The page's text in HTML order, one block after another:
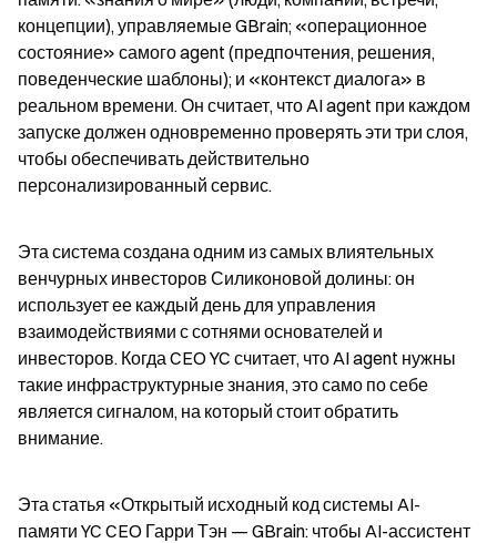
концепции), управляемые GBrain; «операционное
состояние» самого agent (предпочтения, решения,
поведенческие шаблоны); и «контекст диалога» в
реальном времени. Он считает, что AI agent при каждом
запуске должен одновременно проверять эти три слоя,
чтобы обеспечивать действительно
персонализированный сервис.
Эта система создана одним из самых влиятельных
венчурных инвесторов Силиконовой долины: он
использует ее каждый день для управления
взаимодействиями с сотнями основателей и
инвесторов. Когда CEO YC считает, что AI agent нужны
такие инфраструктурные знания, это само по себе
является сигналом, на который стоит обратить
внимание.
Эта статья «Открытый исходный код системы AI-
памяти YC CEO Гарри Тэн — GBrain: чтобы AI-ассистент